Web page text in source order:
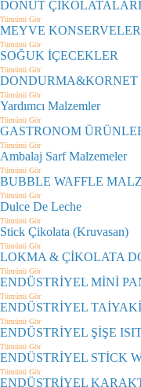
DONUT ÇİKOLATALARI
Tümünü Gör
MEYVE
Tümünü Gör
SOĞUK İÇECEKLER
Tümünü Gör
Tümünü Gör
Yardımcı Malzemler
Tümünü Gör
GASTRONOM
Tümünü Gör
Ambalaj Sarf Malzemeler
Tümünü Gör
BUBBLE WAFFLE
Tümünü Gör
Dulce De Leche
Tümünü Gör
Stick Çikolata (Kruvasan)
Tümünü Gör
LOKMA & ÇİKOLATA
Tümünü Gör
ENDÜSTRİYEL MİNİ
Tümünü Gör
ENDÜSTRİYEL
Tümünü Gör
ENDÜSTRİYEL ŞİŞE
Tümünü Gör
ENDÜSTRİYEL STİCK
Tümünü Gör
ENDÜSTRİYEL